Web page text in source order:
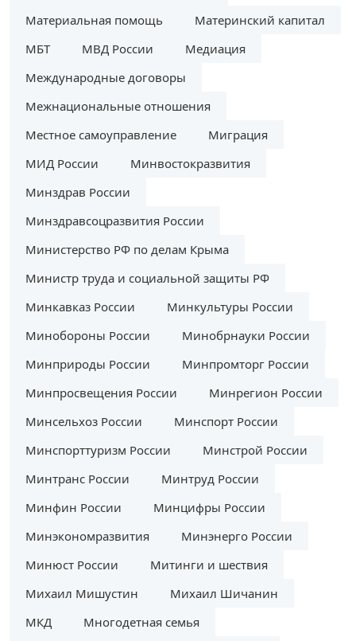
Материальная помощь
Материнский капитал
МБТ
МВД России
Медиация
Международные договоры
Межнациональные отношения
Местное самоуправление
Миграция
МИД России
Минвостокразвития
Минздрав России
Минздравсоцразвития России
Министерство РФ по делам Крыма
Министр труда и социальной защиты РФ
Минкавказ России
Минкультуры России
Минобороны России
Минобрнауки России
Минприроды России
Минпромторг России
Минпросвещения России
Минрегион России
Минсельхоз России
Минспорт России
Минспорттуризм России
Минстрой России
Минтранс России
Минтруд России
Минфин России
Минцифры России
Минэкономразвития
Минэнерго России
Минюст России
Митинги и шествия
Михаил Мишустин
Михаил Шичанин
МКД
Многодетная семья